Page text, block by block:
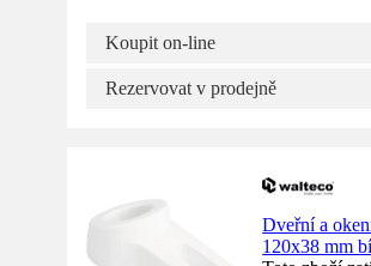
Koupit on-line
Rezervovat v prodejně
Dveřní a
120x38 mm